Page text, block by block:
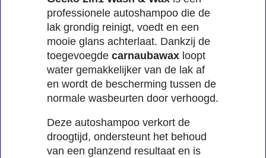
professionele autoshampoo die de
lak grondig reinigt, voedt en een
mooie glans achterlaat. Dankzij de
toegevoegde carnaubawax loopt
water gemakkelijker van de lak af
en wordt de bescherming tussen de
normale wasbeurten door verhoogd.
Deze autoshampoo verkort de
droogtijd, ondersteunt het behoud
van een glanzend resultaat en is